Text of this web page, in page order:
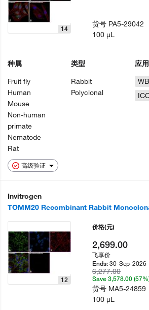
高级验证
14
种属
Fruit fly
Human
Mouse
Non-human
primate
Nematode
Rat
类型
Rabbit
Polyclonal
应用
WB
货号 PA5-29042
100 µL
Invitrogen
TOMM20 Recombinant Rabbit
12
价格(元)
2,699.00
飞享价
Ends:30-Sep-2026
6,277.00
Save 3,578.00
货号 MA5-24859
100 µL